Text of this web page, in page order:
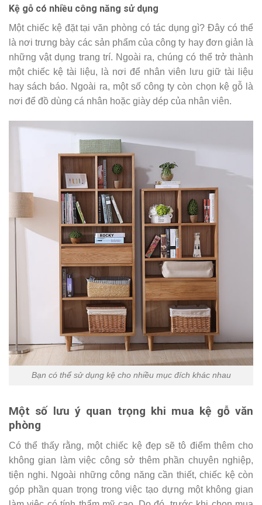
Kệ gỗ có nhiều công năng sử dụng
Một chiếc kệ đặt tại văn phòng có tác dụng gì? Đây có thể
là nơi trưng bày các sản phẩm của công ty hay đơn giản là
những vật dụng trang trí. Ngoài ra, chúng có thể trở thành
một chiếc kệ tài liệu, là nơi để nhân viên lưu giữ tài liệu
hay sách báo. Ngoài ra, một số công ty còn chọn kệ gỗ là
nơi để đồ dùng cá nhân hoặc giày dép của nhân viên.
Bạn có thể sử dụng kệ cho nhiều mục đích khác nhau
Một số lưu ý quan trọng khi mua kệ gỗ văn
phòng
Có thể thấy rằng, một chiếc kệ đẹp sẽ tô điểm thêm cho
không gian làm việc công sở thêm phần chuyên nghiệp,
tiện nghi. Ngoài những công năng cần thiết, chiếc kệ còn
góp phần quan trọng trong việc tạo dựng một không gian